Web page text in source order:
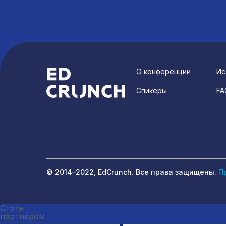
О конференции
Спикеры
© 2014–2022, EdCrunch. Все права защищены.
Стать
партнёром